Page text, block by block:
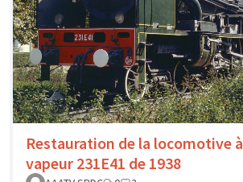
Restauration de la locomotive à
vapeur 231E41 de 1938